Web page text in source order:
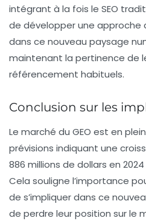
intégrant à la fois le SEO
de développer une approche
dans ce nouveau paysage
maintenant la pertinence de
référencement habituels.
Conclusion sur les
Le marché du GEO est en
prévisions indiquant une
886 millions de dollars en 2024
Cela souligne l’importance
de s’impliquer dans ce
de perdre leur position sur le